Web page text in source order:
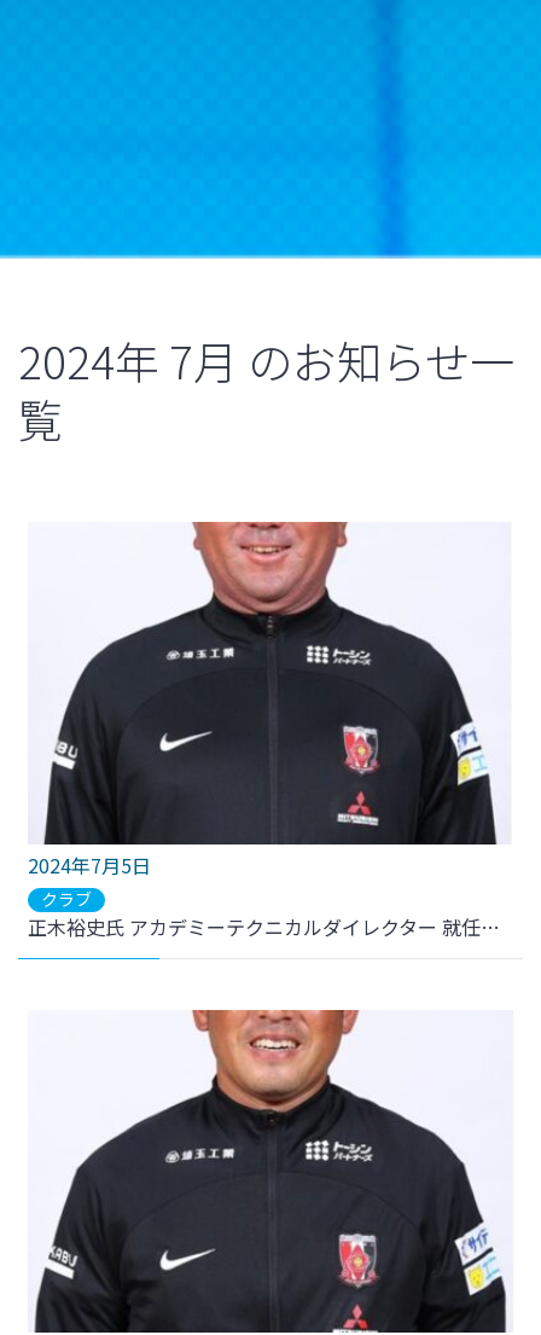
2024年 7月 のお知らせ一
覧
2024年7月5日
クラブ
正木裕史氏 アカデミーテクニカルダイレクター 就任のお知らせ